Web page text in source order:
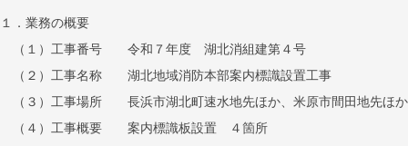
１．業務の概要
（１）工事番号 令和７年度 湖北消組建第４号
（２）工事名称 湖北地域消防本部案内標識設置工事
（３）工事場所 長浜市湖北町速水地先ほか、米原市間田地先ほか
（４）工事概要 案内標識板設置 ４箇所